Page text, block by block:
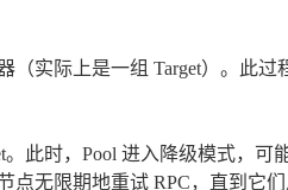
（实际上是一组 Target）。此
此时，Pool 进入降级模式，可
无限期地重试 RPC，直到它